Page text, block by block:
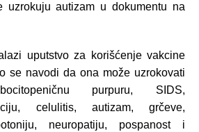
uzrokuju autizam u dokumentu na
uputstvo za korišćenje vakcine
se navodi da ona može uzrokovati
purpuru, SIDS,
celulitis, autizam, grčeve,
neuropatiju, pospanost i